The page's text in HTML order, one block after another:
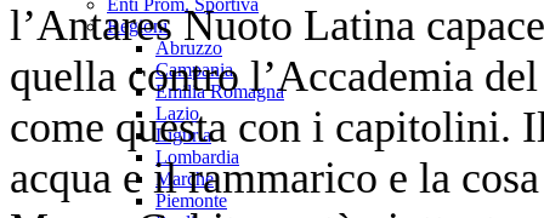
Enti Prom. Sportiva
Regioni
Abruzzo
Campania
Emilia Romagna
Lazio
Liguria
Lombardia
Marche
Piemonte
l’Antares Nuoto Latina
quella contro l’Accademia
come questa con i capitolini.
acqua e il rammarico e la